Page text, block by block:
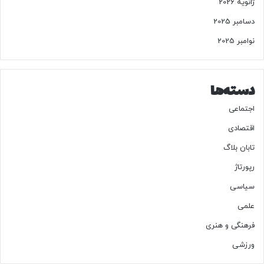
سال
ژانویه 2026
دسامبر 2025
نوامبر 2025
دسته‌ها
اجتماعی
اقتصادی
تابان بلاگ
رپورتاژ
سیاسی
علمی
فرهنگی و هنری
ورزشی